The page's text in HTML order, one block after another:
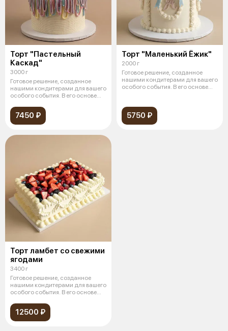
Торт "Пастельный
Каскад"
3000 г
Готовое решение, созданное
нашими кондитерами для вашего
особого события. В его основе
7450 ₽
Торт "Маленький Ёжик"
2000 г
Готовое решение, созданное
нашими кондитерами для вашего
особого события. В его основе
5750 ₽
Торт ламбет со свежими
ягодами
3400 г
Готовое решение, созданное
нашими кондитерами для вашего
особого события. В его основе
12500 ₽